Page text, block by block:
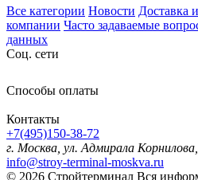
Все категории Новости Доставка
компании Часто задаваемые
данных
Соц. сети
Способы оплаты
Контакты
+7(495)150-38-72
г. Москва, ул. Адмирала
info@stroy-terminal-moskva.ru
© 2026 Стройтерминал Вся